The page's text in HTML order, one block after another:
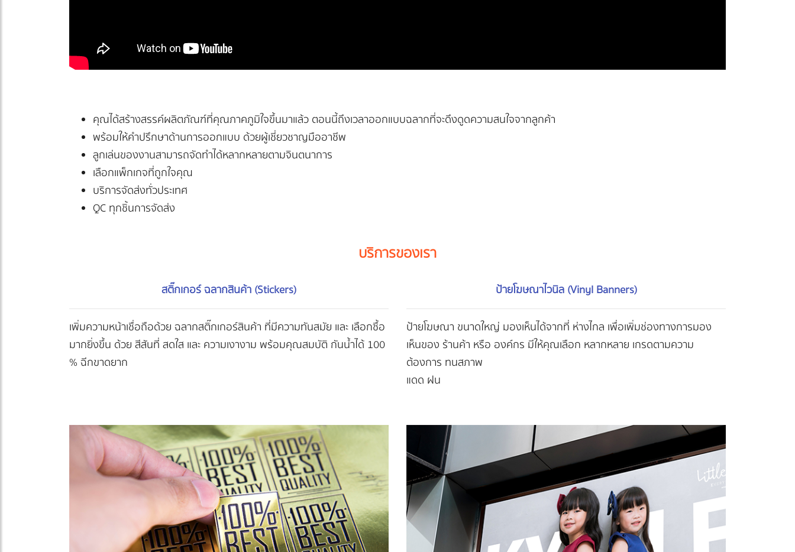
คุณได้สร้างสรรค์ผลิตภัณฑ์ที่คุณภาคภูมิใจขึ้นมาแล้ว ตอนนี้ถึงเวลาออกแบบฉลากที่จะดึงดูดความสนใจจากลูกค้า
พร้อมให้คำปรึกษาด้านการออกแบบ ด้วยผู้เชี่ยวชาญมืออาชีพ
ลูกเล่นของงานสามารถจัดทำได้หลากหลายตามจินตนาการ
เลือกแพ็กเกจที่ถูกใจคุณ
บริการจัดส่งทั่วประเทศ
QC ทุกชิ้นการจัดส่ง
บริการของเรา
สติ๊กเกอร์ ฉลากสินค้า (Stickers)
เพิ่มความหน้าเชื่อถือด้วย ฉลากสติ๊กเกอร์สินค้า ที่มีความทันสมัย และ เลือกซื้อ
มากยิ่งขึ้น ด้วย สีสันที่ สดใส และ ความเงางาม พร้อมคุณสมบัติ กันน้ำได้ 100
% ฉีกขาดยาก
ป้ายโฆษณาไวนิล (Vinyl Banners)
ป้ายโฆษณา ขนาดใหญ่ มองเห็นได้จากที่ ห่างไกล เพื่อเพิ่มช่องทางการมอง
เห็นของ ร้านค้า หรือ องค์กร มีให้คุณเลือก หลากหลาย เกรดตามความ
ต้องการ ทนสภาพ
แดด ฝน